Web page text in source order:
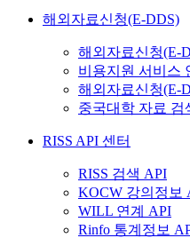
해외자료신청(E-DDS)
해외자료신청(E-
비용지원 서비스
해외자료신청(E-
중국대학 자료 검
RISS API 센터
RISS 검색 API
KOCW 강의정보
WILL 연계 API
Rinfo 통계정보